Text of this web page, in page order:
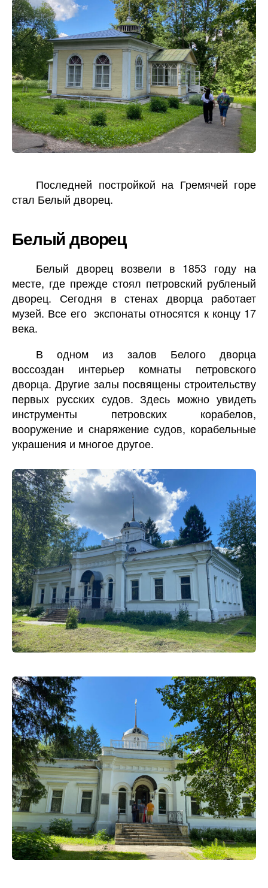
Последней постройкой на Гремячей горе
стал Белый дворец.
Белый дворец
Белый дворец возвели в 1853 году на
месте, где прежде стоял петровский рубленый
дворец. Сегодня в стенах дворца работает
музей. Все его экспонаты относятся к концу 17
века.
В одном из залов Белого дворца
воссоздан интерьер комнаты петровского
дворца. Другие залы посвящены строительству
первых русских судов. Здесь можно увидеть
инструменты петровских корабелов,
вооружение и снаряжение судов, корабельные
украшения и многое другое.